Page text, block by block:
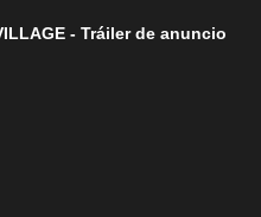
- Tráiler de anuncio